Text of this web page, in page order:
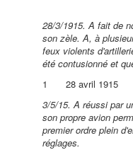
28/3/1915. A fait de
son zèle. A, à
feux violents
été contusionné et
1
28 avril 1915
3/5/15. A réussi par
son propre avion
premier ordre plein
réglages.